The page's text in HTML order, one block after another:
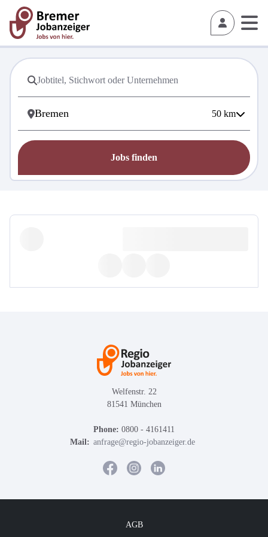
50 km
Jobs finden
Welfenstr. 22
81541 München
Phone: 0800 - 4161411
Mail: anfrage@regio-jobanzeiger.de
AGB